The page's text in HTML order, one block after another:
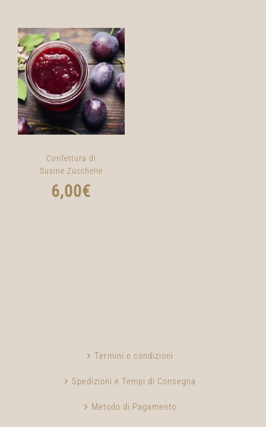
Confettura di
Susine Zucchelle
6,00€
Termini e condizioni
Spedizioni e Tempi di Consegna
Metodo di Pagamento